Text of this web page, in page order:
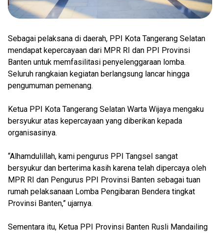
Sebagai pelaksana di daerah, PPI Kota Tangerang Selatan
mendapat kepercayaan dari MPR RI dan PPI Provinsi
Banten untuk memfasilitasi penyelenggaraan lomba.
Seluruh rangkaian kegiatan berlangsung lancar hingga
pengumuman pemenang.
Ketua PPI Kota Tangerang Selatan Warta Wijaya mengaku
bersyukur atas kepercayaan yang diberikan kepada
organisasinya.
“Alhamdulillah, kami pengurus PPI Tangsel sangat
bersyukur dan berterima kasih karena telah dipercaya oleh
MPR RI dan Pengurus PPI Provinsi Banten sebagai tuan
rumah pelaksanaan Lomba Pengibaran Bendera tingkat
Provinsi Banten,” ujarnya.
Sementara itu, Ketua PPI Provinsi Banten Rusli Mandailing